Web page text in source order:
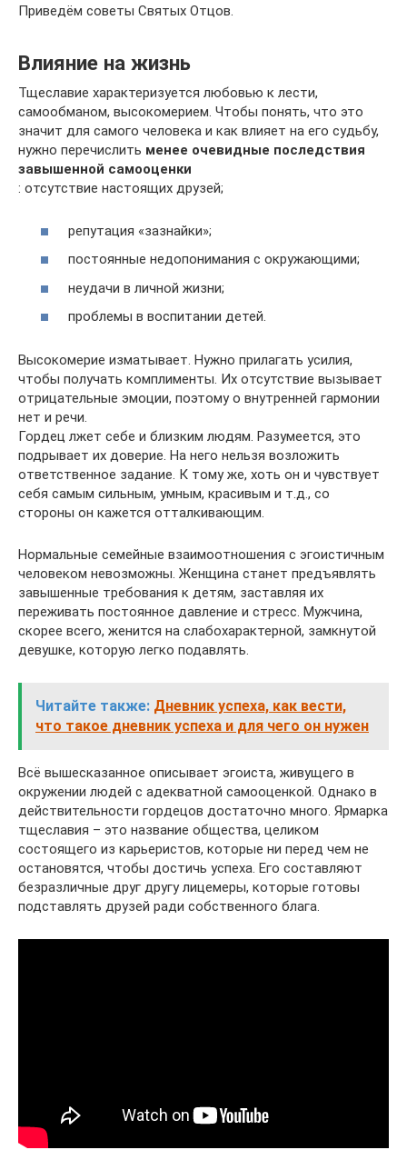
Приведём советы Святых Отцов.
Влияние на жизнь
Тщеславие характеризуется любовью к лести,
самообманом, высокомерием. Чтобы понять, что это
значит для самого человека и как влияет на его судьбу,
нужно перечислить менее очевидные последствия
завышенной самооценки
: отсутствие настоящих друзей;
репутация «зазнайки»;
постоянные недопонимания с окружающими;
неудачи в личной жизни;
проблемы в воспитании детей.
Высокомерие изматывает. Нужно прилагать усилия,
чтобы получать комплименты. Их отсутствие вызывает
отрицательные эмоции, поэтому о внутренней гармонии
нет и речи.
Гордец лжет себе и близким людям. Разумеется, это
подрывает их доверие. На него нельзя возложить
ответственное задание. К тому же, хоть он и чувствует
себя самым сильным, умным, красивым и т.д., со
стороны он кажется отталкивающим.
Нормальные семейные взаимоотношения с эгоистичным
человеком невозможны. Женщина станет предъявлять
завышенные требования к детям, заставляя их
переживать постоянное давление и стресс. Мужчина,
скорее всего, женится на слабохарактерной, замкнутой
девушке, которую легко подавлять.
Читайте также: Дневник успеха, как вести,
что такое дневник успеха и для чего он нужен
Всё вышесказанное описывает эгоиста, живущего в
окружении людей с адекватной самооценкой. Однако в
действительности гордецов достаточно много. Ярмарка
тщеславия – это название общества, целиком
состоящего из карьеристов, которые ни перед чем не
остановятся, чтобы достичь успеха. Его составляют
безразличные друг другу лицемеры, которые готовы
подставлять друзей ради собственного блага.